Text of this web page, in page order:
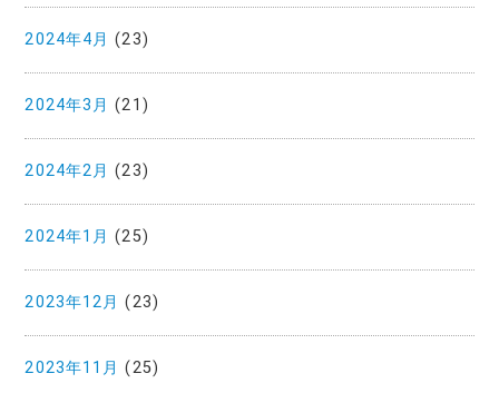
2024年4月 (23)
2024年3月 (21)
2024年2月 (23)
2024年1月 (25)
2023年12月 (23)
2023年11月 (25)